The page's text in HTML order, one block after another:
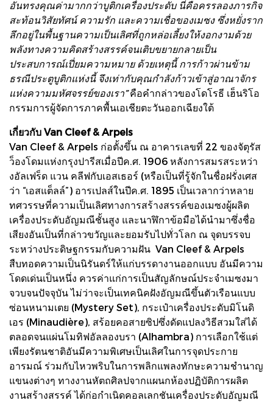
อันทรงคุณค่ามากกว่าบูติกเครื่องประดับ นี่คือครรลองภารกิจ
สะท้อนวิสัยทัศน์ ความรัก และความเชื่อของเมซง ซึ่งหยั่งราก
ลึกอยู่ในพื้นฐานความเป็นเลิศที่ถูกหล่อเลี้ยงให้งอกงามด้วย
พลังทางความคิดสร้างสรรค์จนเติบขยายกลายเป็น
ประสบการณ์เปี่ยมความหมาย ด้วยเหตุนี้ การก้าวผ่านข้าม
ธรณีประตูบูติกแห่งนี้ จึงเท่ากับคุณกำลังก้าวเข้าสู่อาณาจักร
แห่งความมหัศจรรย์ของเรา”คือคำกล่าวของโดโรธี เฮ็นริโอ
กรรมการผู้จัดการภาคพื้นเอเชียตะวันออกเฉียงใต้
เกี่ยวกับ Van Cleef & Arpels
Van Cleef & Arpels ก่อตั้งขึ้น ณ อาคารเลขที่ 22 ของจัตุรัส
ว็องโดมแห่งกรุงปารีสเมื่อปีค.ศ. 1906 หลังการสมรสระหว่า
งอัลเฟร็ด แวน คลีฟกับเอสเธอร์ (หรือเป็นที่รู้จักในชื่อฝรั่งเศส
ว่า “เอสแต็ลล์”) อารเปลส์ในปีค.ศ. 1895 เป็นเวลากว่าหลาย
ทศวรรษที่ความเป็นเลิศทางการสร้างสรรค์ของเมซงผู้ผลิต
เครื่องประดับอัญมณีชั้นสูง และนาฬิกาข้อมือได้นำมาซึ่งชื่อ
เสียงอันเป็นที่กล่าวขวัญและยอมรับไปทั่วโลก ณ จุดบรรจบ
ระหว่างประดิษฐกรรมกับความฝัน Van Cleef & Arpels
สืบทอดความเป็นนิรันดร์ให้แก่บรรดางานออกแบบ อันมีความ
โดดเด่นเป็นหนึ่ง ควรค่าแก่การเป็นสัญลักษณ์ประจำเมซงมา
จวบจนปัจจุบัน ไม่ว่าจะเป็นเทคนิคฝังอัญมณีขึ้นตัวเรือนแบบ
ซ่อนหนามเตย (Mystery Set), กระเป๋าเครื่องประดับมิโนดิ
เอร (Minaudière), สร้อยคอสายซิปซึ่งดัดแปลงวิธีสวมใส่ได้
ตลอดจนแผ่นโมทิฟอัลลองบรา (Alhambra) การเลือกใช้แต่
เพียงรัตนชาติอันมีความพิเศษเป็นเลิศในการจุดประกาย
อารมณ์ ร่วมกับไหวพริบในการพลิกแพลงทักษะความชำนาญ
แขนงต่างๆ ทางงานหัตถศิลปจากแผนกห้องปฏิบัติการผลิต
งานสร้างสรรค์ ได้ก่อกำเนิดคอลเลกชันเครื่องประดับอัญมณี